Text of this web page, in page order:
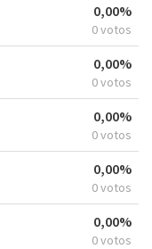
0,00%
0 votos
0,00%
0 votos
0,00%
0 votos
0,00%
0 votos
0,00%
0 votos